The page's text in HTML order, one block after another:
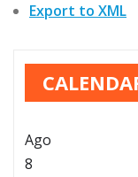
Export to XML
Ago
8